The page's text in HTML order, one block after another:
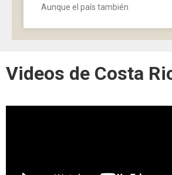
Aunque el país también
Videos de Costa